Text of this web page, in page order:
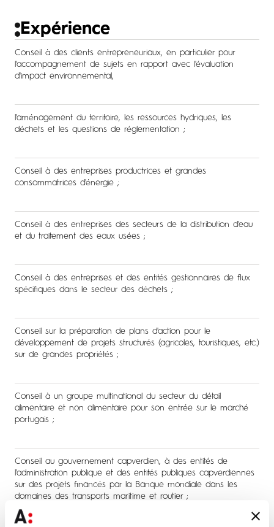
Expérience
Conseil à des clients entrepreneuriaux, en particulier pour
l'accompagnement de sujets en rapport avec l'évaluation
d'impact environnemental,
l'aménagement du territoire, les ressources hydriques, les
déchets et les questions de réglementation ;
Conseil à des entreprises productrices et grandes
consommatrices d'énergie ;
Conseil à des entreprises des secteurs de la distribution d'eau
et du traitement des eaux usées ;
Conseil à des entreprises et des entités gestionnaires de flux
spécifiques dans le secteur des déchets ;
Conseil sur la préparation de plans d'action pour le
développement de projets structurés (agricoles, touristiques, etc.)
sur de grandes propriétés ;
Conseil à un groupe multinational du secteur du détail
alimentaire et non alimentaire pour son entrée sur le marché
portugais ;
Conseil au gouvernement capverdien, à des entités de
l'administration publique et des entités publiques capverdiennes
sur des projets financés par la Banque mondiale dans les
domaines des transports maritime et routier ;